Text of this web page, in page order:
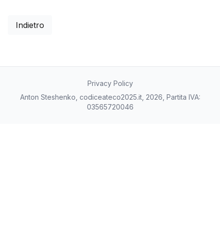
Indietro
Privacy Policy
Anton Steshenko, codiceateco2025.it, 2026, Partita IVA:
03565720046